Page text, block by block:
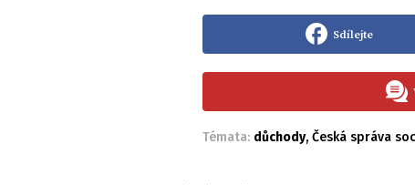
Sdílejte
Témata: důchody, Česká správa